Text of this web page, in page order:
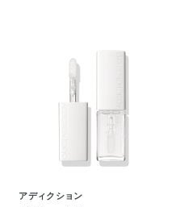
アディクション